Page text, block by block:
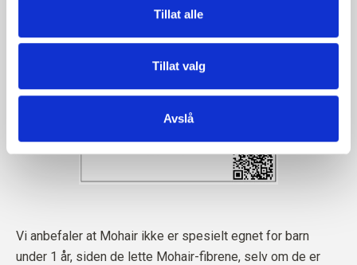
Tillat alle
Tillat valg
Avslå
Vi anbefaler at Mohair ikke er spesielt egnet for barn
under 1 år, siden de lette Mohair-fibrene, selv om de er